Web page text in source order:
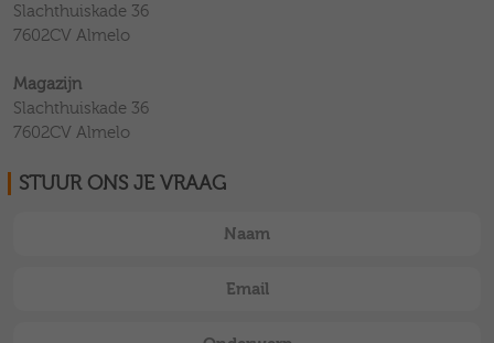
Slachthuiskade 36
7602CV Almelo
Magazijn
Slachthuiskade 36
7602CV Almelo
STUUR ONS JE VRAAG